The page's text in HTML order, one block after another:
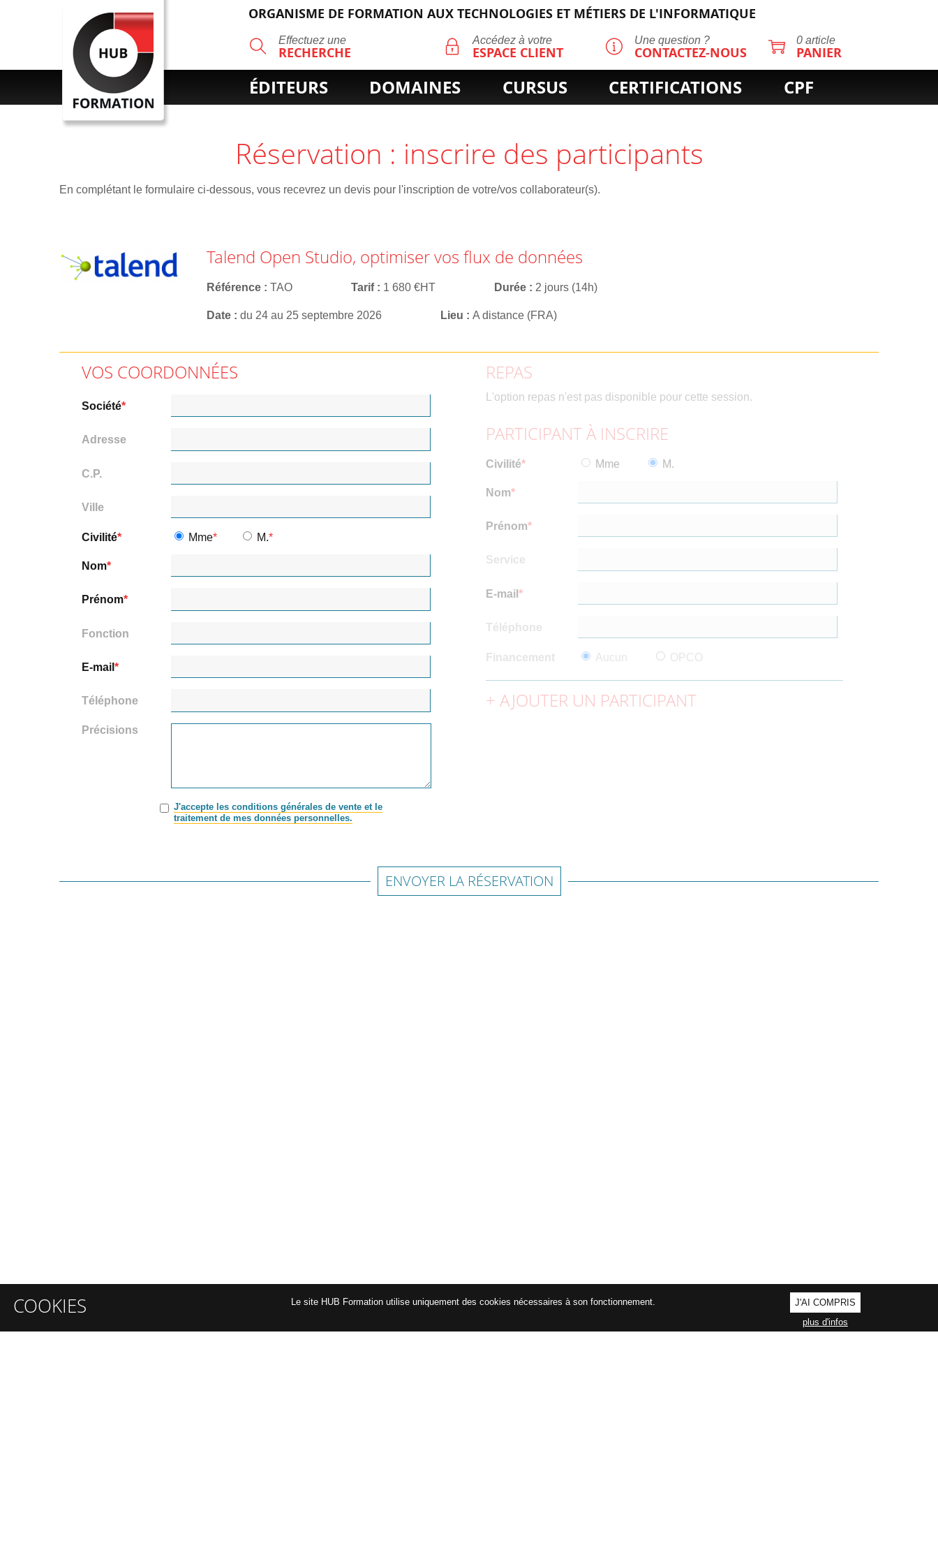
ORGANISME DE FORMATION AUX TECHNOLOGIES ET MÉTIERS DE L'INFORMATIQUE
Effectuez une
RECHERCHE
RECHERCHE Accédez à votre
ESPACE CLIENT
Une question ?
CONTACTEZ-NOUS
0 article
PANIER
ÉDITEURS DOMAINES CURSUS CERTIFICATIONS CPF
Réservation : inscrire des participants
En complétant le formulaire ci-dessous, vous recevrez un devis pour l'inscription de votre/vos collaborateur(s).
Talend Open Studio, optimiser vos flux de données
Référence TAO Tarif 1 680 €HT Durée 2 jours (14h)
Date du 24 au 25 septembre 2026 Lieu A distance (FRA)
VOS COORDONNÉES
Société
Adresse
C.P.
Ville
Civilité Mme M.
Nom
Prénom
Fonction
E-mail
Téléphone
Précisions
J'accepte les conditions générales de vente et le
traitement de mes données personnelles.
REPAS
L'option repas n'est pas disponible pour cette session.
PARTICIPANT À INSCRIRE
Civilité Mme M.
Nom
Prénom
Service
E-mail
Téléphone
Financement Aucun OPCO
AJOUTER UN PARTICIPANT
ENVOYER LA RÉSERVATION
COOKIES Le site HUB Formation utilise uniquement des cookies nécessaires à son fonctionnement.
J'AI COMPRIS
plus d'infos